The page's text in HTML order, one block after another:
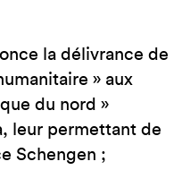
la délivrance de
» aux
du nord »
leur permettant de
Schengen ;